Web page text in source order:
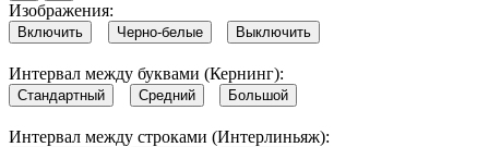
Изображения:
Включить Черно-белые Выключить
Интервал между буквами (Кернинг):
Стандартный Средний Большой
Интервал между строками (Интерлиньяж):